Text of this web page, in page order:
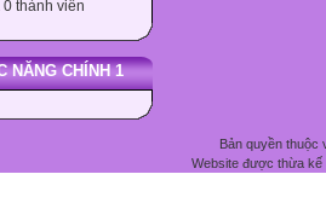
0 thành viên
NĂNG CHÍNH 1
Bản quyền thuộc
Website được thừa